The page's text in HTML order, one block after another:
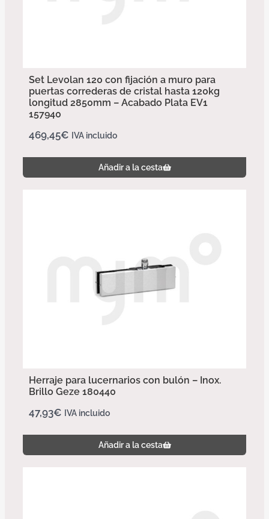
Set Levolan 120 con fijación a muro para
puertas correderas de cristal hasta 120kg
longitud 2850mm – Acabado Plata EV1
157940
469,45€ IVA incluido
Añadir a la cesta
Herraje para lucernarios con bulón – Inox.
Brillo Geze 180440
47,93€ IVA incluido
Añadir a la cesta